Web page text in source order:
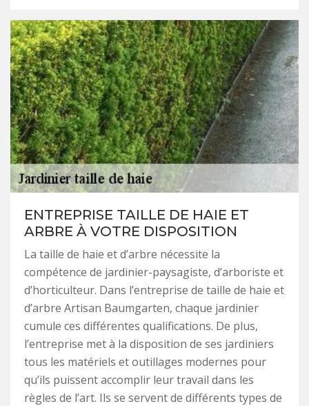
ENTREPRISE TAILLE DE HAIE ET
ARBRE À VOTRE DISPOSITION
La taille de haie et d’arbre nécessite la
compétence de jardinier-paysagiste, d’arboriste et
d’horticulteur. Dans l’entreprise de taille de haie et
d’arbre Artisan Baumgarten, chaque jardinier
cumule ces différentes qualifications. De plus,
l’entreprise met à la disposition de ses jardiniers
tous les matériels et outillages modernes pour
qu’ils puissent accomplir leur travail dans les
règles de l’art. Ils se servent de différents types de